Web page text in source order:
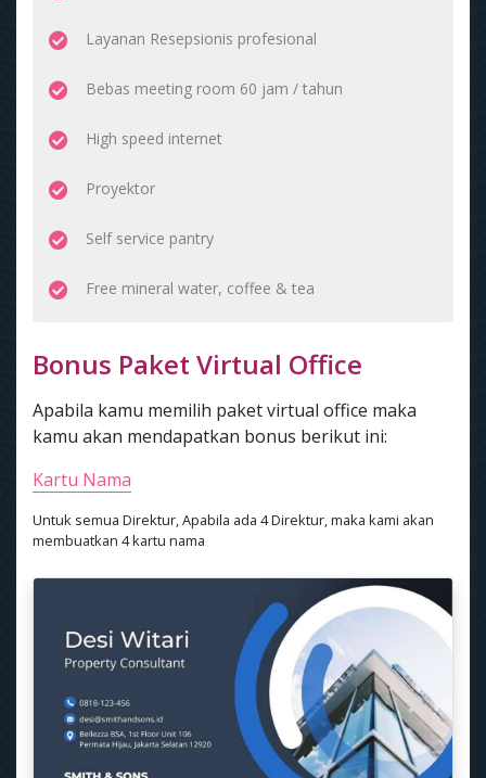
Layanan Resepsionis profesional
Bebas meeting room 60 jam / tahun
High speed internet
Proyektor
Self service pantry
Free mineral water, coffee & tea
Bonus Paket Virtual Office
Apabila kamu memilih paket virtual office maka
kamu akan mendapatkan bonus berikut ini:
Kartu Nama
Untuk semua Direktur, Apabila ada 4 Direktur, maka kami akan
membuatkan 4 kartu nama